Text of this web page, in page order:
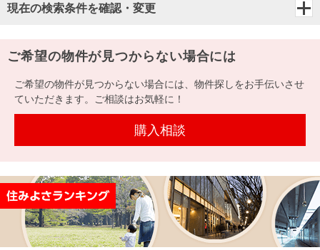
現在の検索条件を確認・変更
ご希望の物件が見つからない場合には
ご希望の物件が見つからない場合には、物件探しをお手伝いさせ
ていただきます。ご相談はお気軽に！
購入相談